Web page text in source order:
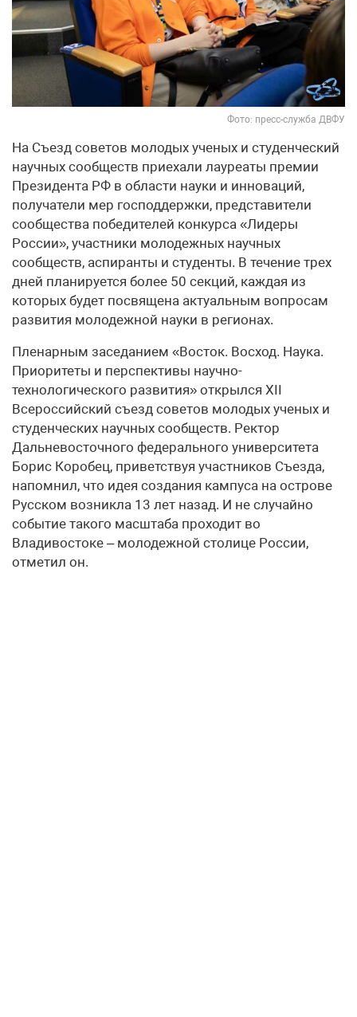
Фото: пресс-служба ДВФУ
На Съезд советов молодых ученых и студенческий
научных сообществ приехали лауреаты премии
Президента РФ в области науки и инноваций,
получатели мер господдержки, представители
сообщества победителей конкурса «Лидеры
России», участники молодежных научных
сообществ, аспиранты и студенты. В течение трех
дней планируется более 50 секций, каждая из
которых будет посвящена актуальным вопросам
развития молодежной науки в регионах.
Пленарным заседанием «Восток. Восход. Наука.
Приоритеты и перспективы научно-
технологического развития» открылся XII
Всероссийский съезд советов молодых ученых и
студенческих научных сообществ. Ректор
Дальневосточного федерального университета
Борис Коробец, приветствуя участников Съезда,
напомнил, что идея создания кампуса на острове
Русском возникла 13 лет назад. И не случайно
событие такого масштаба проходит во
Владивостоке – молодежной столице России,
отметил он.